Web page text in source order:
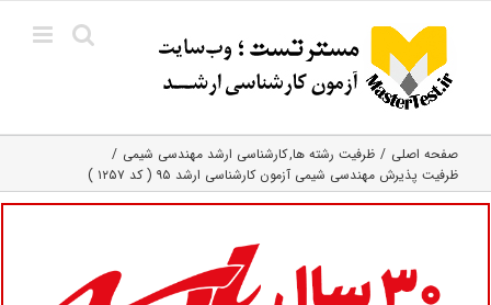
content
صفحه اصلی ظرفیت رشته ها کارشناسی ارشد مهندسی شیمی
ظرفیت پذیرش مهندسی شیمی آزمون کارشناسی ارشد ۹۵ ( کد ۱۲۵۷ )